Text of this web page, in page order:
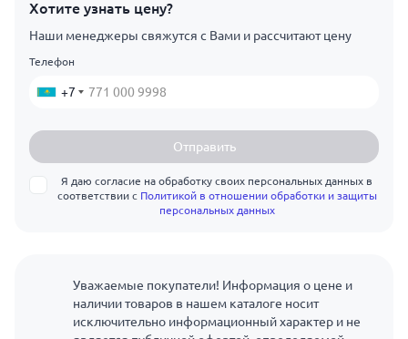
Хотите узнать цену?
Наши менеджеры свяжутся с Вами и рассчитают цену
Телефон
+7
Отправить
Я даю согласие на обработку своих персональных данных в
соответствии с Политикой в отношении обработки и защиты
персональных данных
Уважаемые покупатели! Информация о цене и
наличии товаров в нашем каталоге носит
исключительно информационный характер и не